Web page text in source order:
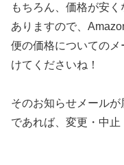
もちろん、価格が安
ありますので、
便の価格についての
けてくださいね！
そのお知らせメール
であれば、変更・中止